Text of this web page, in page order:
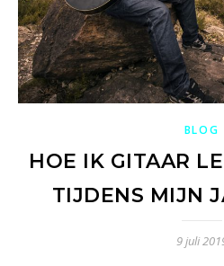
BLOG
HOE IK GITAAR
TIJDENS MIJN
9 juli